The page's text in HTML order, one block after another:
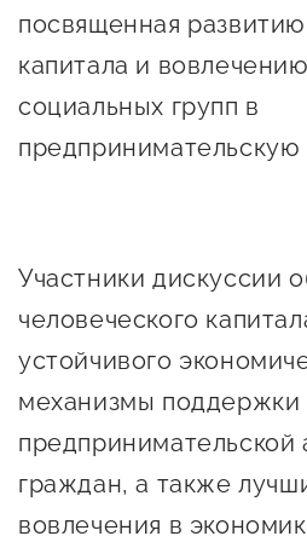
Меры
поддержки
Консультационная
Образовательная
Поддержка
инновационно-
технологического
Поддержка
посвященная
капитала и
социальных групп в
предпринимательскую
Участники дискуссии
человеческого
устойчивого
механизмы поддержки
предпринимательской
граждан, а также
вовлечения в